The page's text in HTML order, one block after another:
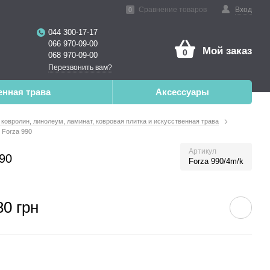
Вход
0 Сравнение товаров
044 300-17-17
066 970-09-00
068 970-09-00
Перезвонить вам?
0 Мой заказ
трава Аксессуары
линолеум, ламинат, ковровая плитка и искусственная трава
Forza 990
Артикул
Forza 990/4m/k
грн